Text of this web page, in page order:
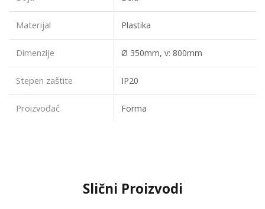
Materijal Plastika
Dimenzije Ø 350mm, v: 800mm
Stepen zaštite IP20
Proizvođač Forma
Slični Proizvodi